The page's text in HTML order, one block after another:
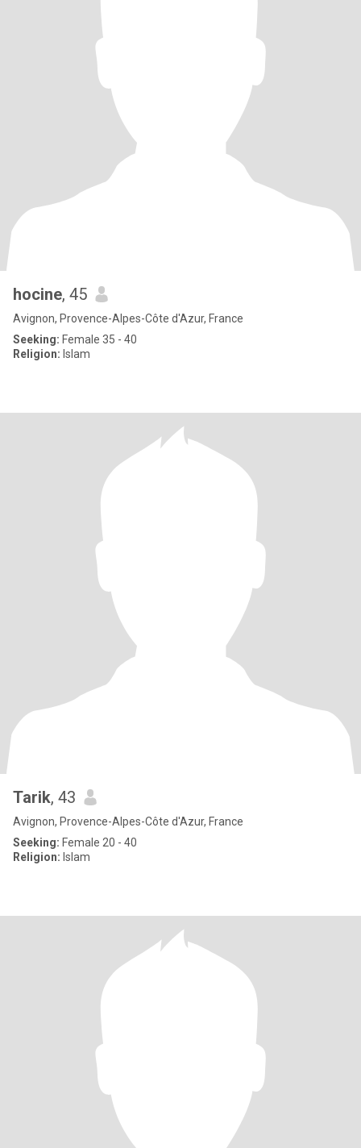
hocine, 45
Avignon, Provence-Alpes-Côte d'Azur, France
Seeking: Female 35 - 40
Religion: Islam
Tarik, 43
Avignon, Provence-Alpes-Côte d'Azur, France
Seeking: Female 20 - 40
Religion: Islam